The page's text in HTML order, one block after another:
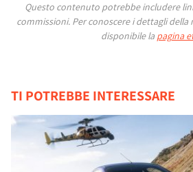
Questo contenuto potrebbe includere
commissioni. Per conoscere i dettagli
disponibile la pagina
TI POTREBBE INTERESSARE